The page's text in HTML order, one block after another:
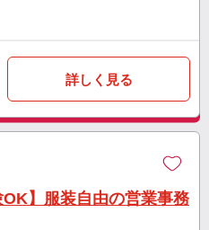
詳しく見る
OK】服装自由の営業事務